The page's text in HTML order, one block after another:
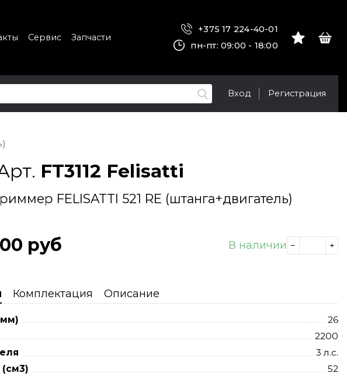
Сервис Запчасти
+375 17 224-40-01
пн-пт: 09:00 - 18:00
Вход Регистрация
FT3112 Felisatti
FELISATTI 521 RE (штанга+двигатель)
руб В наличии
Комплектация Описание
26
2200
3 л.с.
52